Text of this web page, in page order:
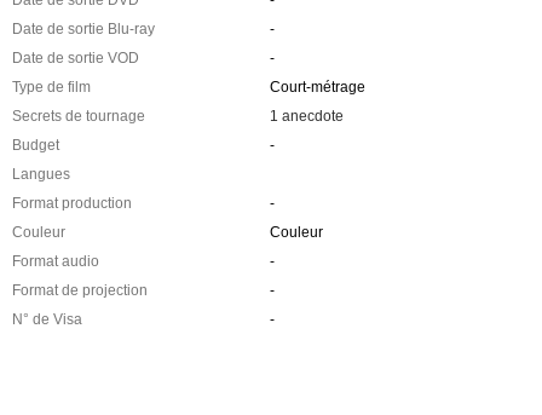
Date de sortie Blu-ray
-
Date de sortie VOD
-
Type de film
Court-métrage
Secrets de tournage
1 anecdote
Budget
-
Langues
Format production
-
Couleur
Couleur
Format audio
-
Format de projection
-
N° de Visa
-